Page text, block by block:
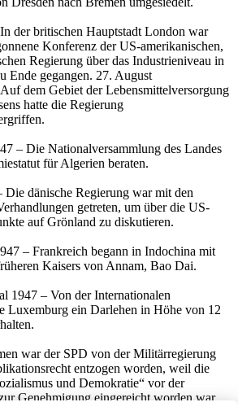
der britischen Hauptstadt London war
Konferenz der US-amerikanischen,
Regierung über das Industrieniveau in
Ende gegangen. 27. August
dem Gebiet der Lebensmittelversorgung
hatte die Regierung
– Die Nationalversammlung des Landes
für Algerien beraten.
dänische Regierung war mit den
getreten, um über die US-
auf Grönland zu diskutieren.
– Frankreich begann in Indochina mit
Kaisers von Annam, Bao Dai.
1947 – Von der Internationalen
Luxemburg ein Darlehen in Höhe von 12
war der SPD von der Militärregierung
entzogen worden, weil die
und Demokratie“ vor der
Genehmigung eingereicht worden war.